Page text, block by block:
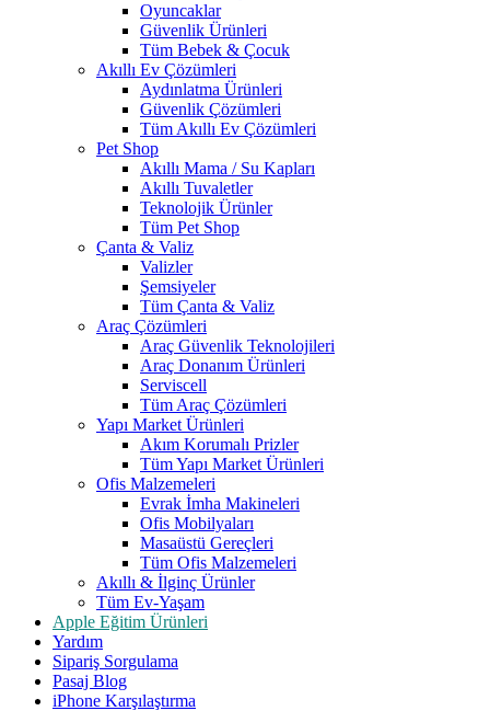
Oyuncaklar
Güvenlik Ürünleri
Tüm Bebek & Çocuk
Akıllı Ev Çözümleri
Aydınlatma Ürünleri
Güvenlik Çözümleri
Tüm Akıllı Ev Çözümleri
Pet Shop
Akıllı Mama / Su Kapları
Akıllı Tuvaletler
Teknolojik Ürünler
Tüm Pet Shop
Çanta & Valiz
Valizler
Şemsiyeler
Tüm Çanta & Valiz
Araç Çözümleri
Araç Güvenlik Teknolojileri
Araç Donanım Ürünleri
Serviscell
Tüm Araç Çözümleri
Yapı Market Ürünleri
Akım Korumalı Prizler
Tüm Yapı Market Ürünleri
Ofis Malzemeleri
Evrak İmha Makineleri
Ofis Mobilyaları
Masaüstü Gereçleri
Tüm Ofis Malzemeleri
Akıllı & İlginç Ürünler
Tüm Ev-Yaşam
Apple Eğitim Ürünleri
Yardım
Sipariş Sorgulama
Pasaj Blog
iPhone Karşılaştırma